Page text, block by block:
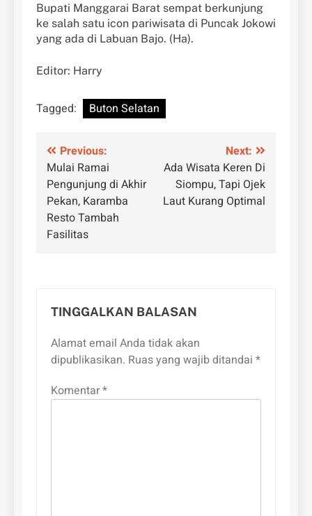
Bupati Manggarai Barat sempat berkunjung
ke salah satu icon pariwisata di Puncak Jokowi
yang ada di Labuan Bajo. (Ha).
Editor: Harry
Tagged: Buton Selatan
Navigasi
pos
Previous:
Mulai Ramai
Pengunjung di Akhir
Pekan, Karamba
Resto Tambah
Fasilitas
Next:
Ada Wisata Keren Di
Siompu, Tapi Ojek
Laut Kurang Optimal
TINGGALKAN BALASAN
Alamat email Anda tidak akan
dipublikasikan. Ruas yang wajib ditandai *
Komentar*